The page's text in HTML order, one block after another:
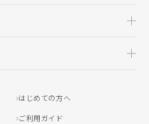
はじめての方へ
ご利用ガイド